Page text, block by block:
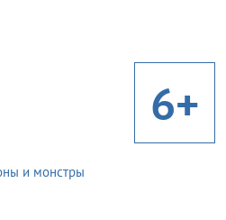
6+
и монстры